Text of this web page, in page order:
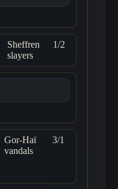
Sheffren
slayers
1/2
Gor-Haï
vandals
3/1